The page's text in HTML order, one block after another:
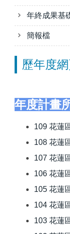
年終成果基
簡報檔
歷年度
年度計畫
109 花蓮
108 花蓮
107 花蓮
106 花蓮
105 花蓮
104 花蓮
103 花蓮